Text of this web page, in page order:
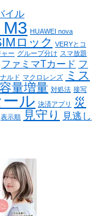
イル
HUAWEI nova
ロック VERYとコ
ー グループ分け スマ放題
ファミマTカード フ
ルド マクロレンズ
ミス
容量増量 対処法 接写
ル 決済アプリ
災
表示順 見守り
見逃し